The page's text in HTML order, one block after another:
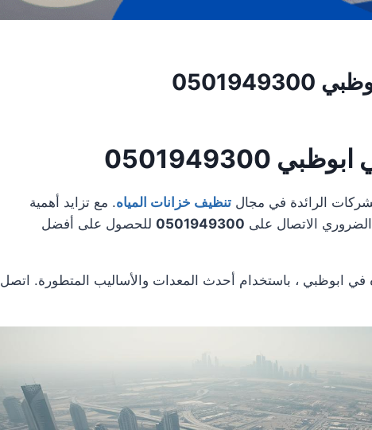
الرائدة في مجالتنظيف خزانات المياه. مع تزايد أهمية
الاتصال على 0501949300 للحصول على أفضل
في ابوظبي ، باستخدام أحدث المعدات والأساليب المتطورة. اتصل